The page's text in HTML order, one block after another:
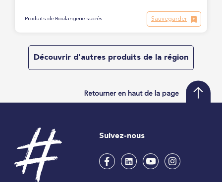
Produits de Boulangerie sucrés Sauvegarder
Découvrir d'autres produits de la région
Retourner en haut de la page
Suivez-nous